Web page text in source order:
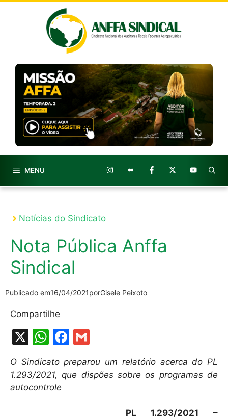
MENU
Notícias do Sindicato
Nota Pública Anffa
Sindical
Publicado em16/04/2021porGisele Peixoto
Compartilhe
X
W
at
s
F
c ai
O Sindicato preparou um relatório acerca do PL
1.293/2021, que dispões sobre os programas de
autocontrole
PL 1.293/2021 –